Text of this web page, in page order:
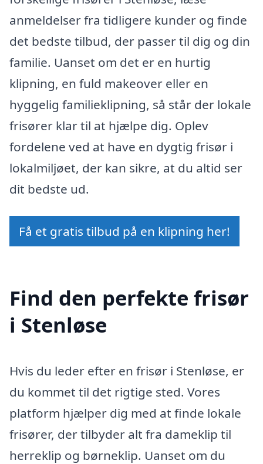
anmeldelser fra tidligere kunder og finde
det bedste tilbud, der passer til dig og din
familie. Uanset om det er en hurtig
klipning, en fuld makeover eller en
hyggelig familieklipning, så står der lokale
frisører klar til at hjælpe dig. Oplev
fordelene ved at have en dygtig frisør i
lokalmiljøet, der kan sikre, at du altid ser
dit bedste ud.
Få et gratis tilbud på en klipning her!
Find den perfekte frisør
i Stenløse
Hvis du leder efter en frisør i Stenløse, er
du kommet til det rigtige sted. Vores
platform hjælper dig med at finde lokale
frisører, der tilbyder alt fra dameklip til
herreklip og børneklip. Uanset om du